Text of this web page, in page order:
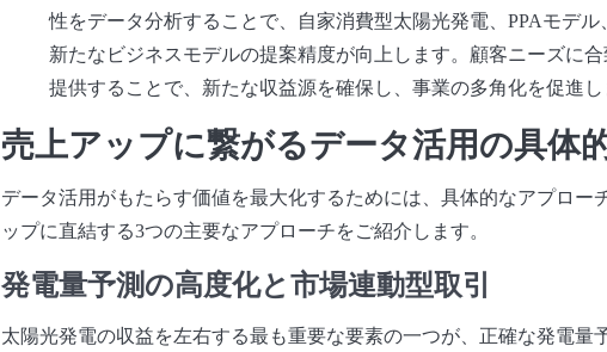
性をデータ分析することで、自家消費型太陽光発電、PPAモデ
新たなビジネスモデルの提案精度が向上します。顧客ニーズに
提供することで、新たな収益源を確保し、事業の多角化を促進し
売上アップに繋がるデータ活用の具体
データ活用がもたらす価値を最大化するためには、具体的なアプロー
ップに直結する3つの主要なアプローチをご紹介します。
発電量予測の高度化と市場連動型取引
太陽光発電の収益を左右する最も重要な要素の一つが、正確な発電量